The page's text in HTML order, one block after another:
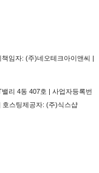
임자: (주)네오테크아이앤씨 |
리 4동 407호 | 사업자등록번
| 호스팅제공자: (주)식스샵